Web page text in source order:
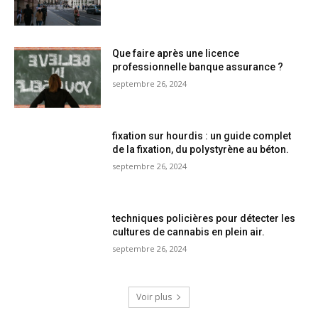
Que faire après une licence
professionnelle banque assurance ?
septembre 26, 2024
fixation sur hourdis : un guide complet
de la fixation, du polystyrène au béton.
septembre 26, 2024
techniques policières pour détecter les
cultures de cannabis en plein air.
septembre 26, 2024
Voir plus